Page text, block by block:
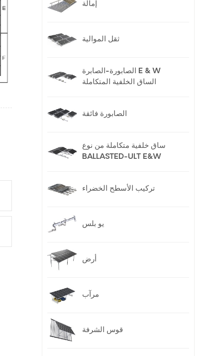
إمالة
ثقل الموالية
الصابورة-الصابرة E & W
الساق الخلفية المتكاملة
الصابورة فائقة
ساق خلفية متكاملة من نوع
BALLASTED-ULT E&W
تركيب الأسطح الخضراء
يو بلس
أرض
مرآب
قوس الشرفة